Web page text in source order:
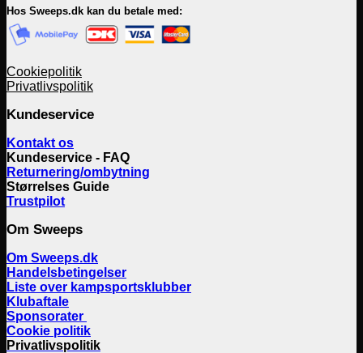
Hos Sweeps.dk kan du betale med:
Cookiepolitik
Privatlivspolitik
Kundeservice
Kontakt os
Kundeservice - FAQ
Returnering/ombytning
Størrelses Guide
Trustpilot
Om Sweeps
Om Sweeps.dk
Handelsbetingelser
Liste over kampsportsklubber
Klubaftale
Sponsorater
Cookie politik
Privatlivspolitik